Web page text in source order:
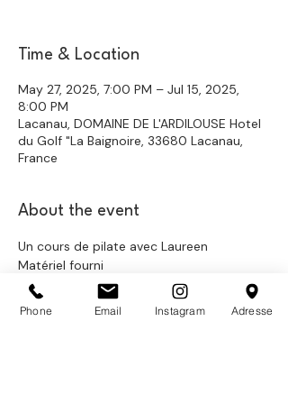
Time & Location
May 27, 2025, 7:00 PM – Jul 15, 2025,
8:00 PM
Lacanau, DOMAINE DE L'ARDILOUSE Hotel
du Golf "La Baignoire, 33680 Lacanau,
France
About the event
Un cours de pilate avec Laureen
Matériel fourni
Phone Email Instagram Adresse